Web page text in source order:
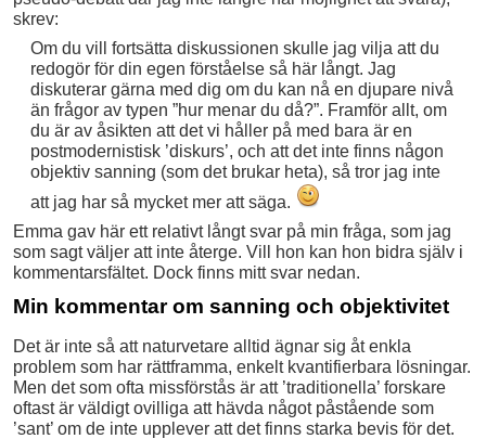
skrev:
Om du vill fortsätta diskussionen skulle jag vilja att du
redogör för din egen förståelse så här långt. Jag
diskuterar gärna med dig om du kan nå en djupare nivå
än frågor av typen ”hur menar du då?”. Framför allt, om
du är av åsikten att det vi håller på med bara är en
postmodernistisk ’diskurs’, och att det inte finns någon
objektiv sanning (som det brukar heta), så tror jag inte
att jag har så mycket mer att säga.
Emma gav här ett relativt långt svar på min fråga, som jag
som sagt väljer att inte återge. Vill hon kan hon bidra själv i
kommentarsfältet. Dock finns mitt svar nedan.
Min kommentar om sanning och objektivitet
Det är inte så att naturvetare alltid ägnar sig åt enkla
problem som har rättframma, enkelt kvantifierbara lösningar.
Men det som ofta missförstås är att ’traditionella’ forskare
oftast är väldigt ovilliga att hävda något påstående som
’sant’ om de inte upplever att det finns starka bevis för det.